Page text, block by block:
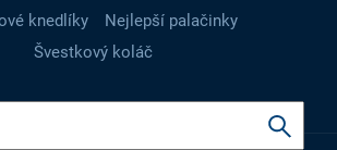
knedlíky
Nejlepší palačinky
Švestkový koláč